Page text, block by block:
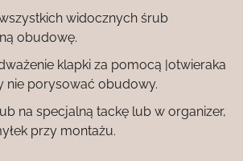
widocznych śrub
obudowę.
klapki za pomocą |otwieraka
nie porysować obudowy.
na specjalną tackę lub w organizer,
przy montażu.